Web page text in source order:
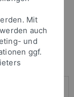
an um sich
Mit
auch
und
ggf.